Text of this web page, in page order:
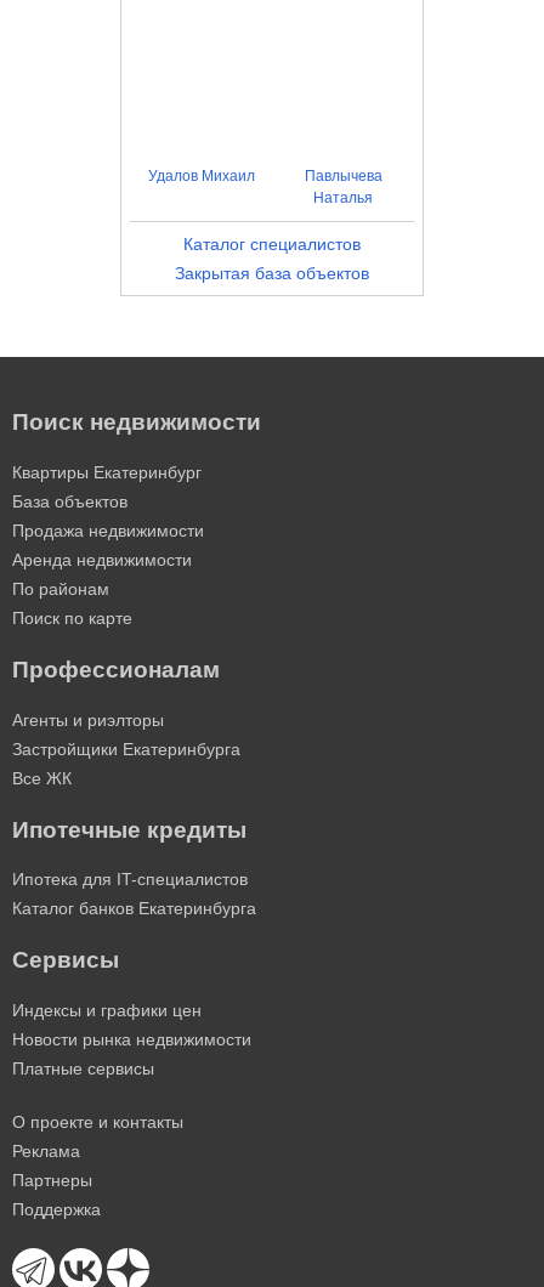
Удалов Михаил
Павлычева
Наталья
Каталог специалистов
Закрытая база объектов
Поиск недвижимости
Квартиры Екатеринбург
База объектов
Продажа недвижимости
Аренда недвижимости
По районам
Поиск по карте
Профессионалам
Агенты и риэлторы
Застройщики Екатеринбурга
Все ЖК
Ипотечные кредиты
Ипотека для IT-специалистов
Каталог банков Екатеринбурга
Сервисы
Индексы и графики цен
Новости рынка недвижимости
Платные сервисы
О проекте и контакты
Реклама
Партнеры
Поддержка